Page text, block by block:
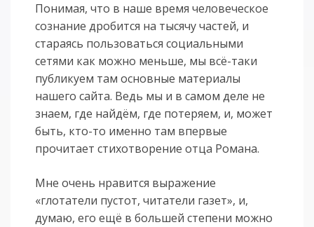
Понимая, что в наше время человеческое
сознание дробится на тысячу частей, и
стараясь пользоваться социальными
сетями как можно меньше, мы всё-таки
публикуем там основные материалы
нашего сайта. Ведь мы и в самом деле не
знаем, где найдём, где потеряем, и, может
быть, кто-то именно там впервые
прочитает стихотворение отца Романа.
Мне очень нравится выражение
«глотатели пустот, читатели газет», и,
думаю, его ещё в большей степени можно